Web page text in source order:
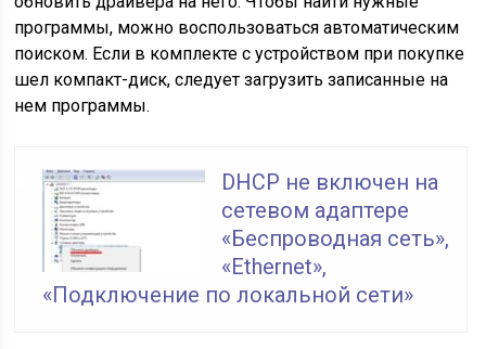
программы, можно воспользоваться автоматическим
поиском. Если в комплекте с устройством при покупке
шел компакт-диск, следует загрузить записанные на
нем программы.
DHCP не включен на
сетевом адаптере
«Беспроводная сеть»,
«Ethernet»,
«Подключение по локальной сети»